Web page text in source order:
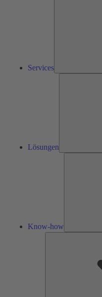
Services
Lösungen
Know-how